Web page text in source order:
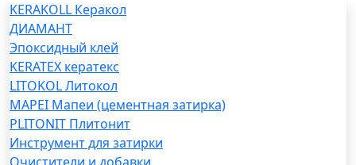
KERAKOLL Керакол
ДИАМАНТ
Эпоксидный клей
KERATEX кератекс
LITOKOL Литокол
MAPEI Мапеи (цементная затирка)
PLITONIT Плитонит
Инструмент для затирки